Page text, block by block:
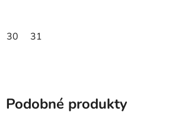
30 31
Podobné produkty